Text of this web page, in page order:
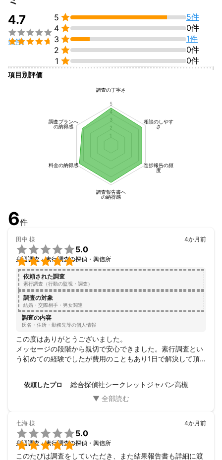
4.7


(6件)
5 
5件
4 
0件
3 
1件
2 
0件
1  0件
項目別評価
調査の丁寧さ
相談のしやす
さ
進捗報告の頻
度
調査報告書へ
の納得感
料金の納得感
調査プランへ
の納得感
1
2
3
4
5
6件
田中 様


5.0
身辺調査・素行調査の探偵・興信所
4か月前
依頼された調査
素行調査（行動の監視・調査）
調査の対象
結婚・交際相手・男女関連
調査の内容
氏名・住所・勤務先等の個人情報
この度はありがとうございました。
メッセージの段階から親切で安心できました。素行調査とい
う初めての経験でしたが費用のこともあり1日で解決して頂
お忙しい中ありがとうございました。
依頼したプロ 総合探偵社シークレットジャパン高槻
七海 様


5.0
身辺調査・素行調査の探偵・興信所
4か月前
このたびは調査をしていただき、また結果報告書も詳細に渡